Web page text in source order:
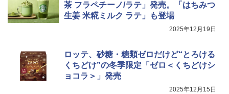
茶 フラペチーノ/ラテ」発売。「はちみつ
生姜 米糀ミルク ラテ」も登場
2025年12月19日
ロッテ、砂糖・糖類ゼロだけど“とろける
くちどけ”の冬季限定「ゼロ＜くちどけシ
ョコラ＞」発売
2025年12月15日